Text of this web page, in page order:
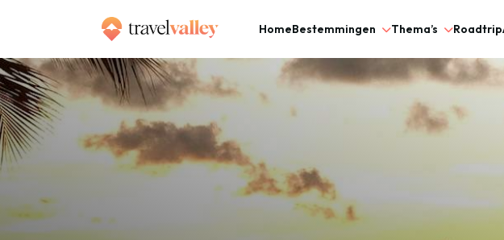
HomeBestemmingen Thema’s Roadtrip
Home »